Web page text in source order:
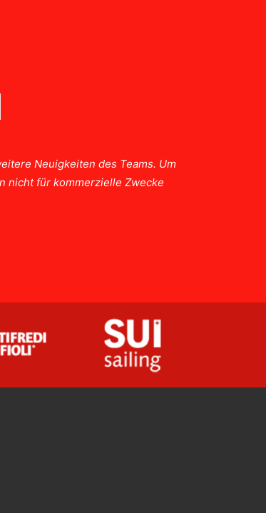
Neuigkeiten des Teams. Um
nicht für kommerzielle Zwecke